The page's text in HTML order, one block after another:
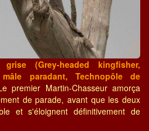
(Grey-headed kingfisher,
paradant, Technopôle de
premier Martin-Chasseur amorça
de parade, avant que les deux
et s'éloignent définitivement de